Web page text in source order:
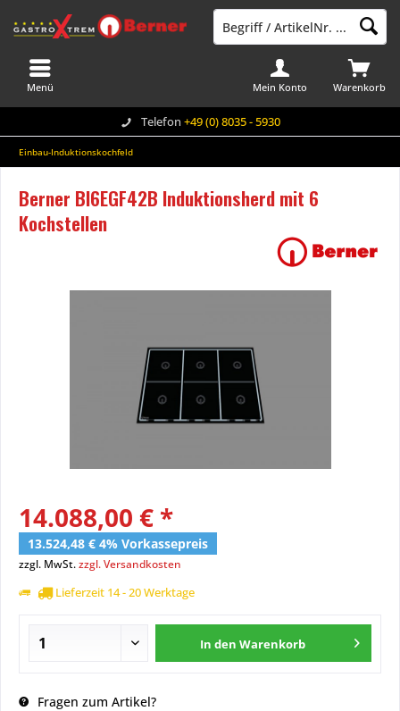
Telefon +49 (0) 8035 - 5930
Warenkorb
Mein Konto
Menü
Einbau-Induktionskochfeld
Berner BI6EGF42B Induktionsherd mit 6
Kochstellen
14.088,00 € *
13.524,48 € 4% Vorkassepreis
zzgl. MwSt.zzgl. Versandkosten
Lieferzeit 14 - 20 Werktage
In den Warenkorb
Fragen zum Artikel?